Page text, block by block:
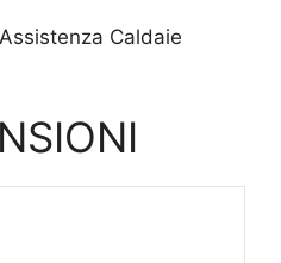
Caldaie